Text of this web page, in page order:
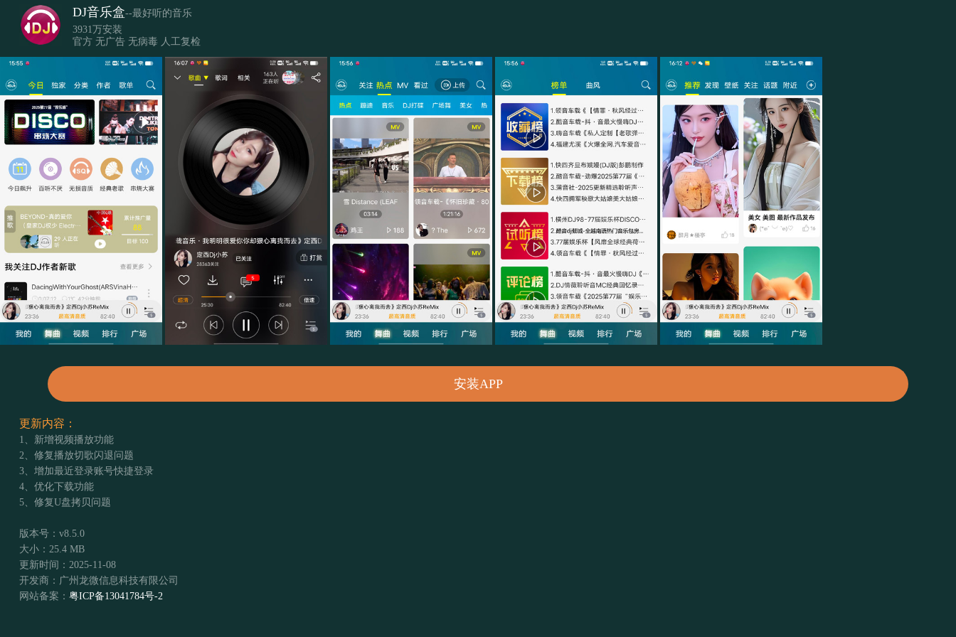
DJ音乐盒--最好听的音乐
3931万安装
官方 无广告 无病毒 人工复检
安装APP
更新内容：
1、新增视频播放功能
2、修复播放切歌闪退问题
3、增加最近登录账号快捷登录
4、优化下载功能
5、修复U盘拷贝问题
版本号：v8.5.0
大小：25.4 MB
更新时间：2025-11-08
开发商：广州龙微信息科技有限公司
网站备案： 粤ICP备13041784号-2